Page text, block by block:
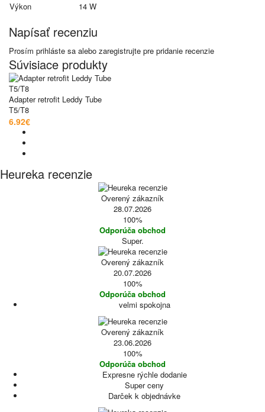
Výkon 14 W
Napísať recenziu
Prosím prihláste sa alebo zaregistrujte pre pridanie recenzie
Súvisiace produkty
Adapter retrofit Leddy Tube
T5/T8
6.92€
Heureka recenzie
Overený zákazník
28.07.2026
100%
Odporúča obchod
Super.
Overený zákazník
20.07.2026
100%
Odporúča obchod
velmi spokojna
Overený zákazník
23.06.2026
100%
Odporúča obchod
Expresne rýchle dodanie
Super ceny
Darček k objednávke